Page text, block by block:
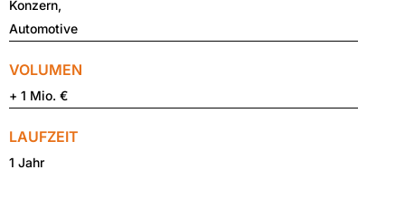
Konzern,
Automotive
VOLUMEN
+ 1 Mio. €
LAUFZEIT
1 Jahr